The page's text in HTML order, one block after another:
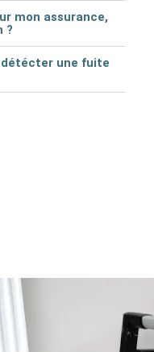
mon assurance,
?
détécter une fuite